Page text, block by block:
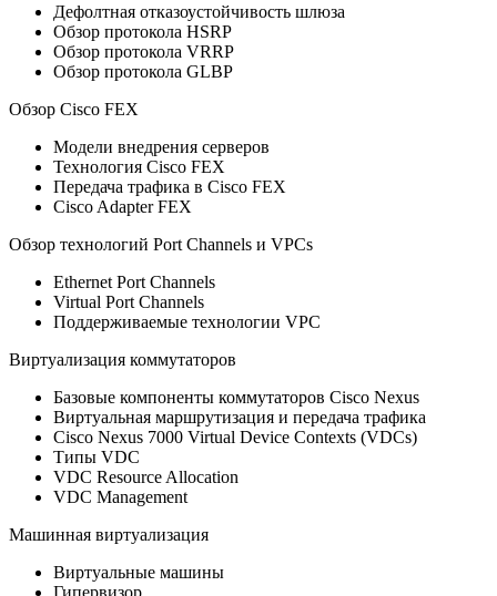
Дефолтная отказоустойчивость шлюза
Обзор протокола HSRP
Обзор протокола VRRP
Обзор протокола GLBP
Обзор Cisco FEX
Модели внедрения серверов
Технология Cisco FEX
Передача трафика в Cisco FEX
Cisco Adapter FEX
Обзор технологий Port Channels и VPCs
Ethernet Port Channels
Virtual Port Channels
Поддерживаемые технологии VPC
Виртуализация коммутаторов
Базовые компоненты коммутаторов Cisco Nexus
Виртуальная маршрутизация и передача трафика
Cisco Nexus 7000 Virtual Device Contexts (VDCs)
Типы VDC
VDC Resource Allocation
VDC Management
Машинная виртуализация
Виртуальные машины
Гипервизор